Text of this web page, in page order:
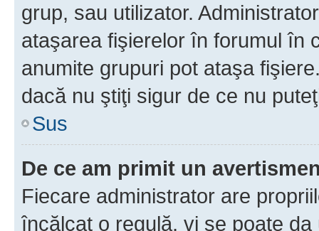
grup, sau utilizator.
ataşarea fişierelor în forumul în
anumite grupuri pot ataşa
dacă nu ştiţi sigur de ce nu
Sus
De ce am primit un
Fiecare administrator are
încălcat o regulă, vi se poate